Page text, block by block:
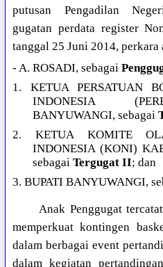
putusan Pengadilan
gugatan perdata register
tanggal 25 Juni 2014, perkara
- A. ROSADI, sebagai
1. KETUA PERSATUAN
INDONESIA
BANYUWANGI, sebagai
2. KETUA KOMITE
INDONESIA (KONI)
sebagai Tergugat II; dan
3. BUPATI BANYUWANGI,
Anak Penggugat
memperkuat kontingen
dalam berbagai event
dalam kegiatan